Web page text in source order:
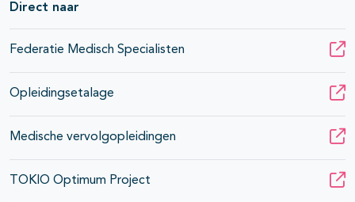
Direct naar
Federatie Medisch Specialisten
Opleidingsetalage
Medische vervolgopleidingen
TOKIO Optimum Project